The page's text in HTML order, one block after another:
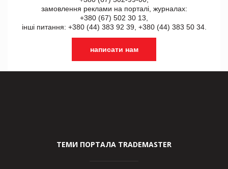
замовлення реклами на порталі, журналах:
+380 (67) 502 30 13,
інші питання: +380 (44) 383 92 39, +380 (44) 383 50 34.
написати нам
ТЕМИ ПОРТАЛА TRADEMASTER